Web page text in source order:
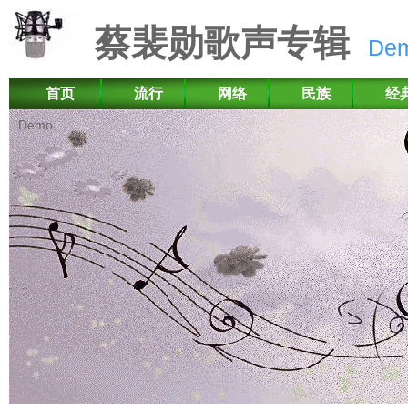
蔡裴勋歌声专辑
首页 流行 网络 民族 经
Demo